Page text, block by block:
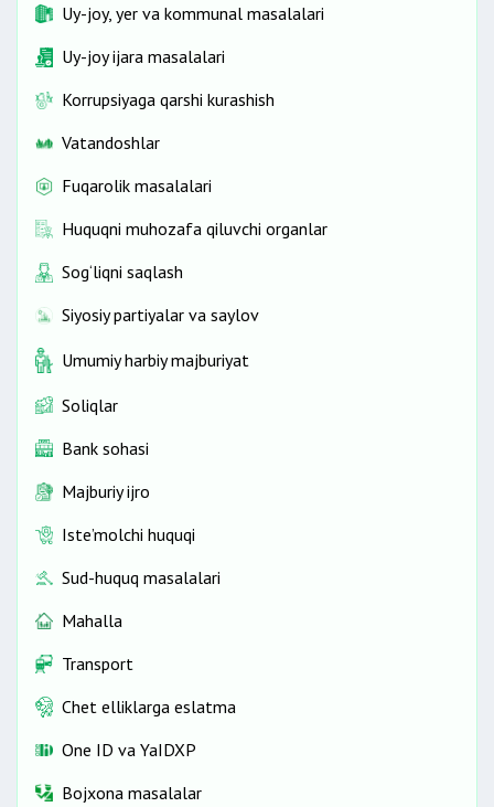
Uy-joy, yer va kommunal masalalari
Uy-joy ijara masalalari
Korrupsiyaga qarshi kurashish
Vatandoshlar
Fuqarolik masalalari
Huquqni muhozafa qiluvchi organlar
Sog‘liqni saqlash
Siyosiy partiyalar va saylov
Umumiy harbiy majburiyat
Soliqlar
Bank sohasi
Majburiy ijro
Iste’molchi huquqi
Sud-huquq masalalari
Mahalla
Transport
Chet elliklarga eslatma
One ID vа YaIDXP
Bojxona masalalar